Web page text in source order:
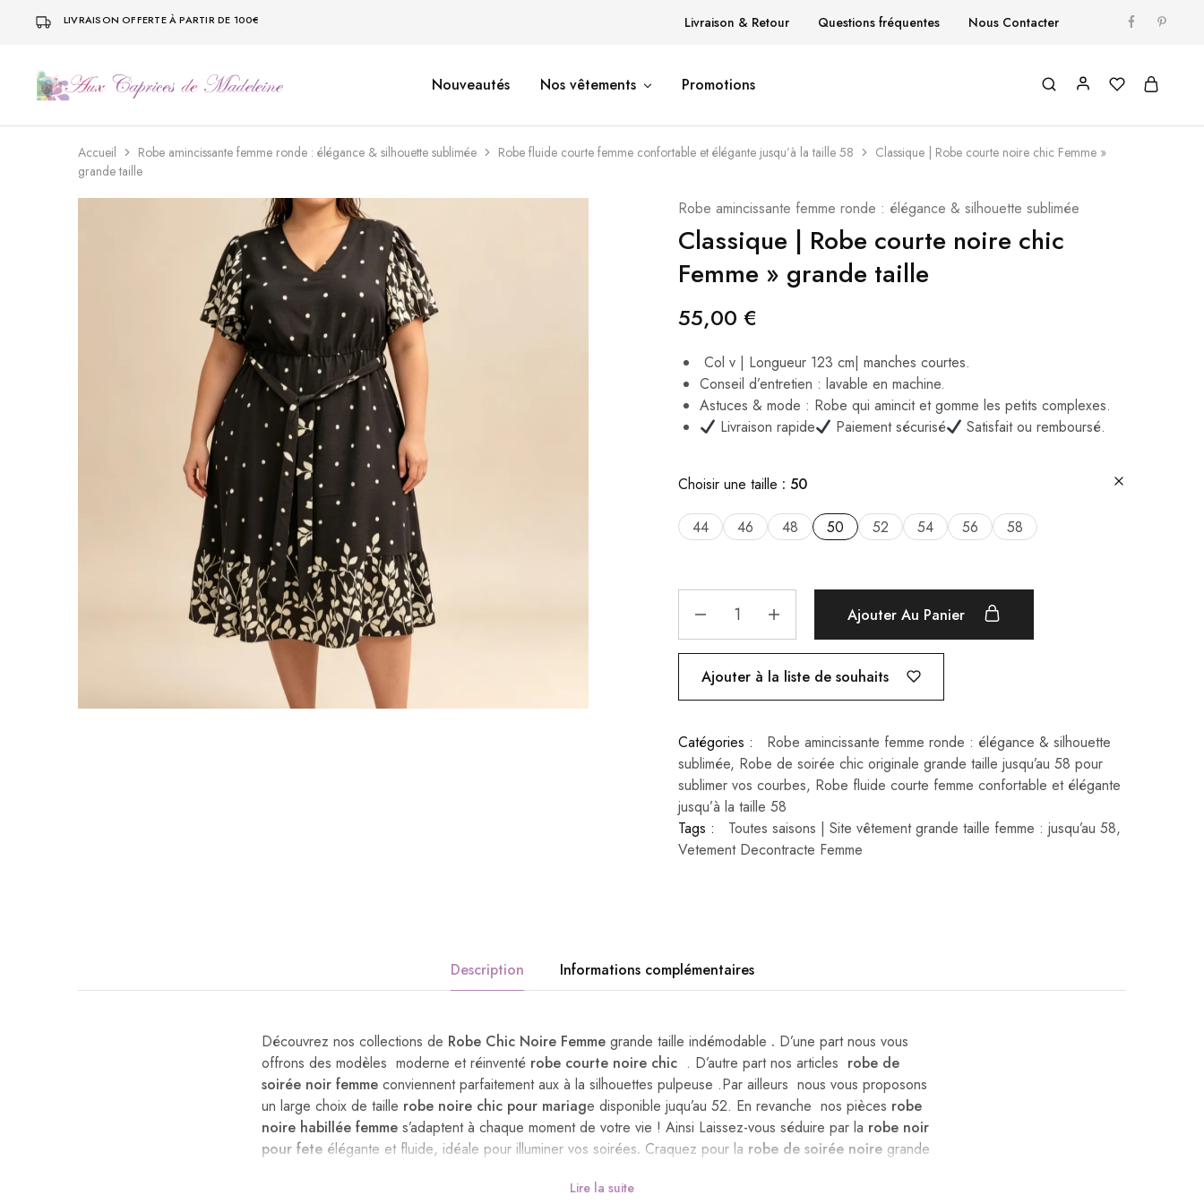
LIVRAISON OFFERTE À PARTIR DE 100€ Livraison & Retour Questions fréquentes Nous Contacter
Vêtement
Femme
à
Grande
Vêtement
Femme
à
Grande
Nouveautés Nos vêtements Promotions
Accueil Robe amincissante femme ronde : élégance & silhouette sublimée Robe fluide courte femme confortable et élégante jusqu’à la taille 58
Classique | Robe courte noire chic Femme​ »
grande taille
Robe amincissante femme ronde : élégance & silhouette sublimée
Classique | Robe courte noire chic
Femme​ » grande taille
55,00 €
Col v | Longueur 123 cm| manches courtes.
Conseil d’entretien : lavable en machine.
Astuces & mode : Robe qui amincit et gomme les petits complexes.
Livraison rapide
Paiement sécurisé Satisfait ou remboursé.
Choisir une taille 50
44 46 48 50 52 54 56 58
Ajouter Au Panier
Ajouter à la liste de souhaits
Catégories :
Robe amincissante femme ronde : élégance & silhouette
sublimée, Robe de soirée chic originale grande taille jusqu’au 58 pour
sublimer vos courbes, Robe fluide courte femme confortable et élégante
jusqu’à la taille 58
Tags :
Toutes saisons | Site vêtement grande taille femme : jusqu’au 58,
Vetement Decontracte Femme
Description Informations complémentaires
Découvrez nos collections de Robe Chic Noire Femme grande taille indémodable . D’une part nous vous
offrons des modèles moderne et réinventé robe courte noire chic . D’autre part nos articles robe de
soirée noir femme​ conviennent parfaitement aux à la silhouettes pulpeuse .Par ailleurs nous vous proposons
un large choix de taille robe noire chic pour mariage​ disponible juqu’au 52. En revanche nos pièces robe
noire habillée femme ​ s’adaptent à chaque moment de votre vie ! Ainsi Laissez-vous séduire par la robe noir
pour fete élégante et fluide, idéale pour illuminer vos soirées. Craquez pour la robe de soirée noire grande
vous fera rayonner de glamour. Affirmez votre style hippie chic avec une
Lire la suite